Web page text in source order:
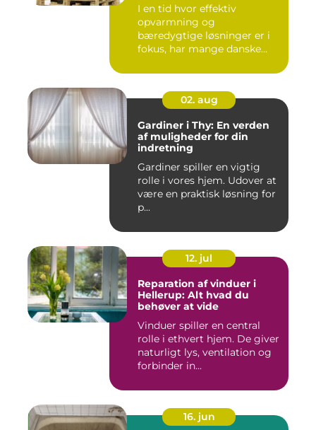
I en tid hvor effektiv
opvarmning og
bæredygtige løsninger er i
fokus, har mange danske...
02. aug
Gardiner i Thy: En verden
af muligheder for din
indretning
Gardiner spiller en vigtig
rolle i vores hjem. Udover at
være en praktisk løsning for
p...
12. jul
Reparation af vinduer i
Hellerup: Alt hvad du
behøver at vide
Vinduer spiller en central
rolle i ethvert hjem. De giver
naturligt lys, ventilation og
forbinder in...
16. jun